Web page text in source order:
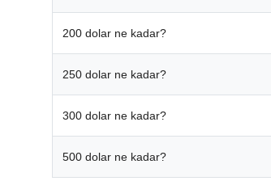
200 dolar ne kadar?
250 dolar ne kadar?
300 dolar ne kadar?
500 dolar ne kadar?